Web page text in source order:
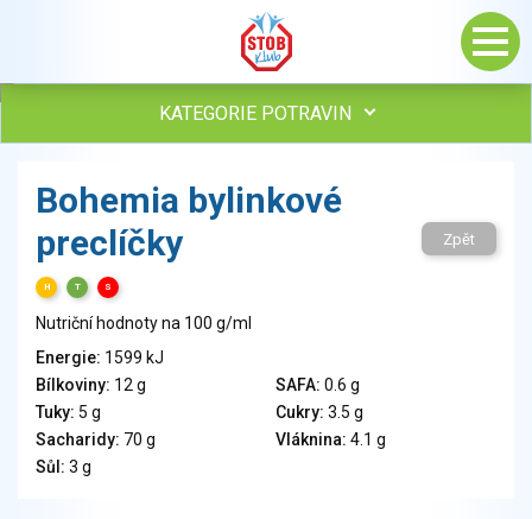
KATEGORIE POTRAVIN
Vejce
Mléko
Mléčné výrobky
Sýry
Veganské a vegetariánské výrobky
Tuky
Obiloviny, mouka, cereální výrobky
Chléb, pečivo, křehké chleby, pufované výrobky
Přílohy
Ovoce
Bohemia bylinkové
preclíčky
H T S
Zpět
Nutriční hodnoty na 100 g/ml
Energie: 1599 kJ
Bílkoviny: 12 g SAFA: 0.6 g
Tuky: 5 g Cukry: 3.5 g
Sacharidy: 70 g Vláknina: 4.1 g
Sůl: 3 g